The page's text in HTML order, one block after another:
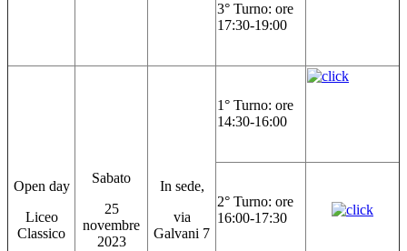
3° Turno: ore
17:30-19:00
Open day
Liceo
Classico
Sabato
25
novembre
2023
In sede,
via
Galvani 7
1° Turno: ore
14:30-16:00
2° Turno: ore
16:00-17:30